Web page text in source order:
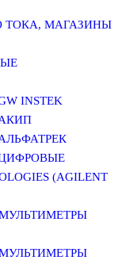
ТОКА, МАГАЗИНЫ
INSTEK
(AGILENT